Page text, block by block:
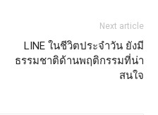
Next article
LINE ในชีวิตประจำวัน ยังมี
ธรรมชาติด้านพฤติกรรมที่น่า
สนใจ